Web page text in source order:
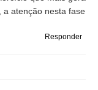
a atenção nesta fase
Responder